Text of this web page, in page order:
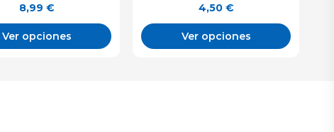
8,99 €
Ver opciones
4,50 €
Ver opciones